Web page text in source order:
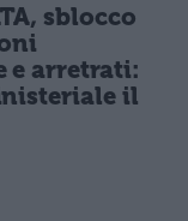
sblocco
e arretrati:
il